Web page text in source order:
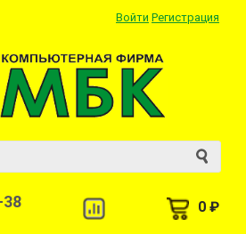
Войти Регистрация
38 0 ₽